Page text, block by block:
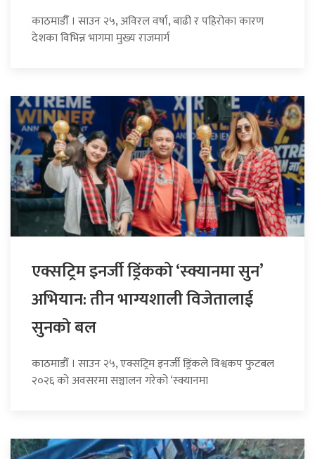
काठमाडौँ । साउन २५, अविरल वर्षा, बाढी र पहिरोका कारण
देशका विभिन्न भागमा मुख्य राजमार्ग
एक्सट्रिम इनर्जी ड्रिंकको ‘स्क्यानमा सुन’
अभियान: तीन भाग्यशाली विजेतालाई
सुनको बल
काठमाडौँ । साउन २५, एक्सट्रिम इनर्जी ड्रिंकले विश्वकप फुटबल
२०२६ को अवसरमा सञ्चालन गरेको ‘स्क्यानमा